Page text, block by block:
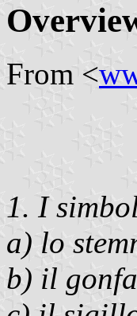
From <
1. I
a) lo
b) il